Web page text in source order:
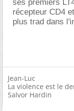
ses premiers
récepteur CD4
plus trad dans
Jean-Luc
La violence est le
Salvor Hardin